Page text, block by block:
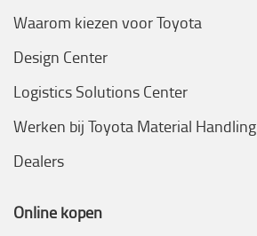
Waarom kiezen voor Toyota
Design Center
Logistics Solutions Center
Werken bij Toyota Material Handling
Dealers
Online kopen